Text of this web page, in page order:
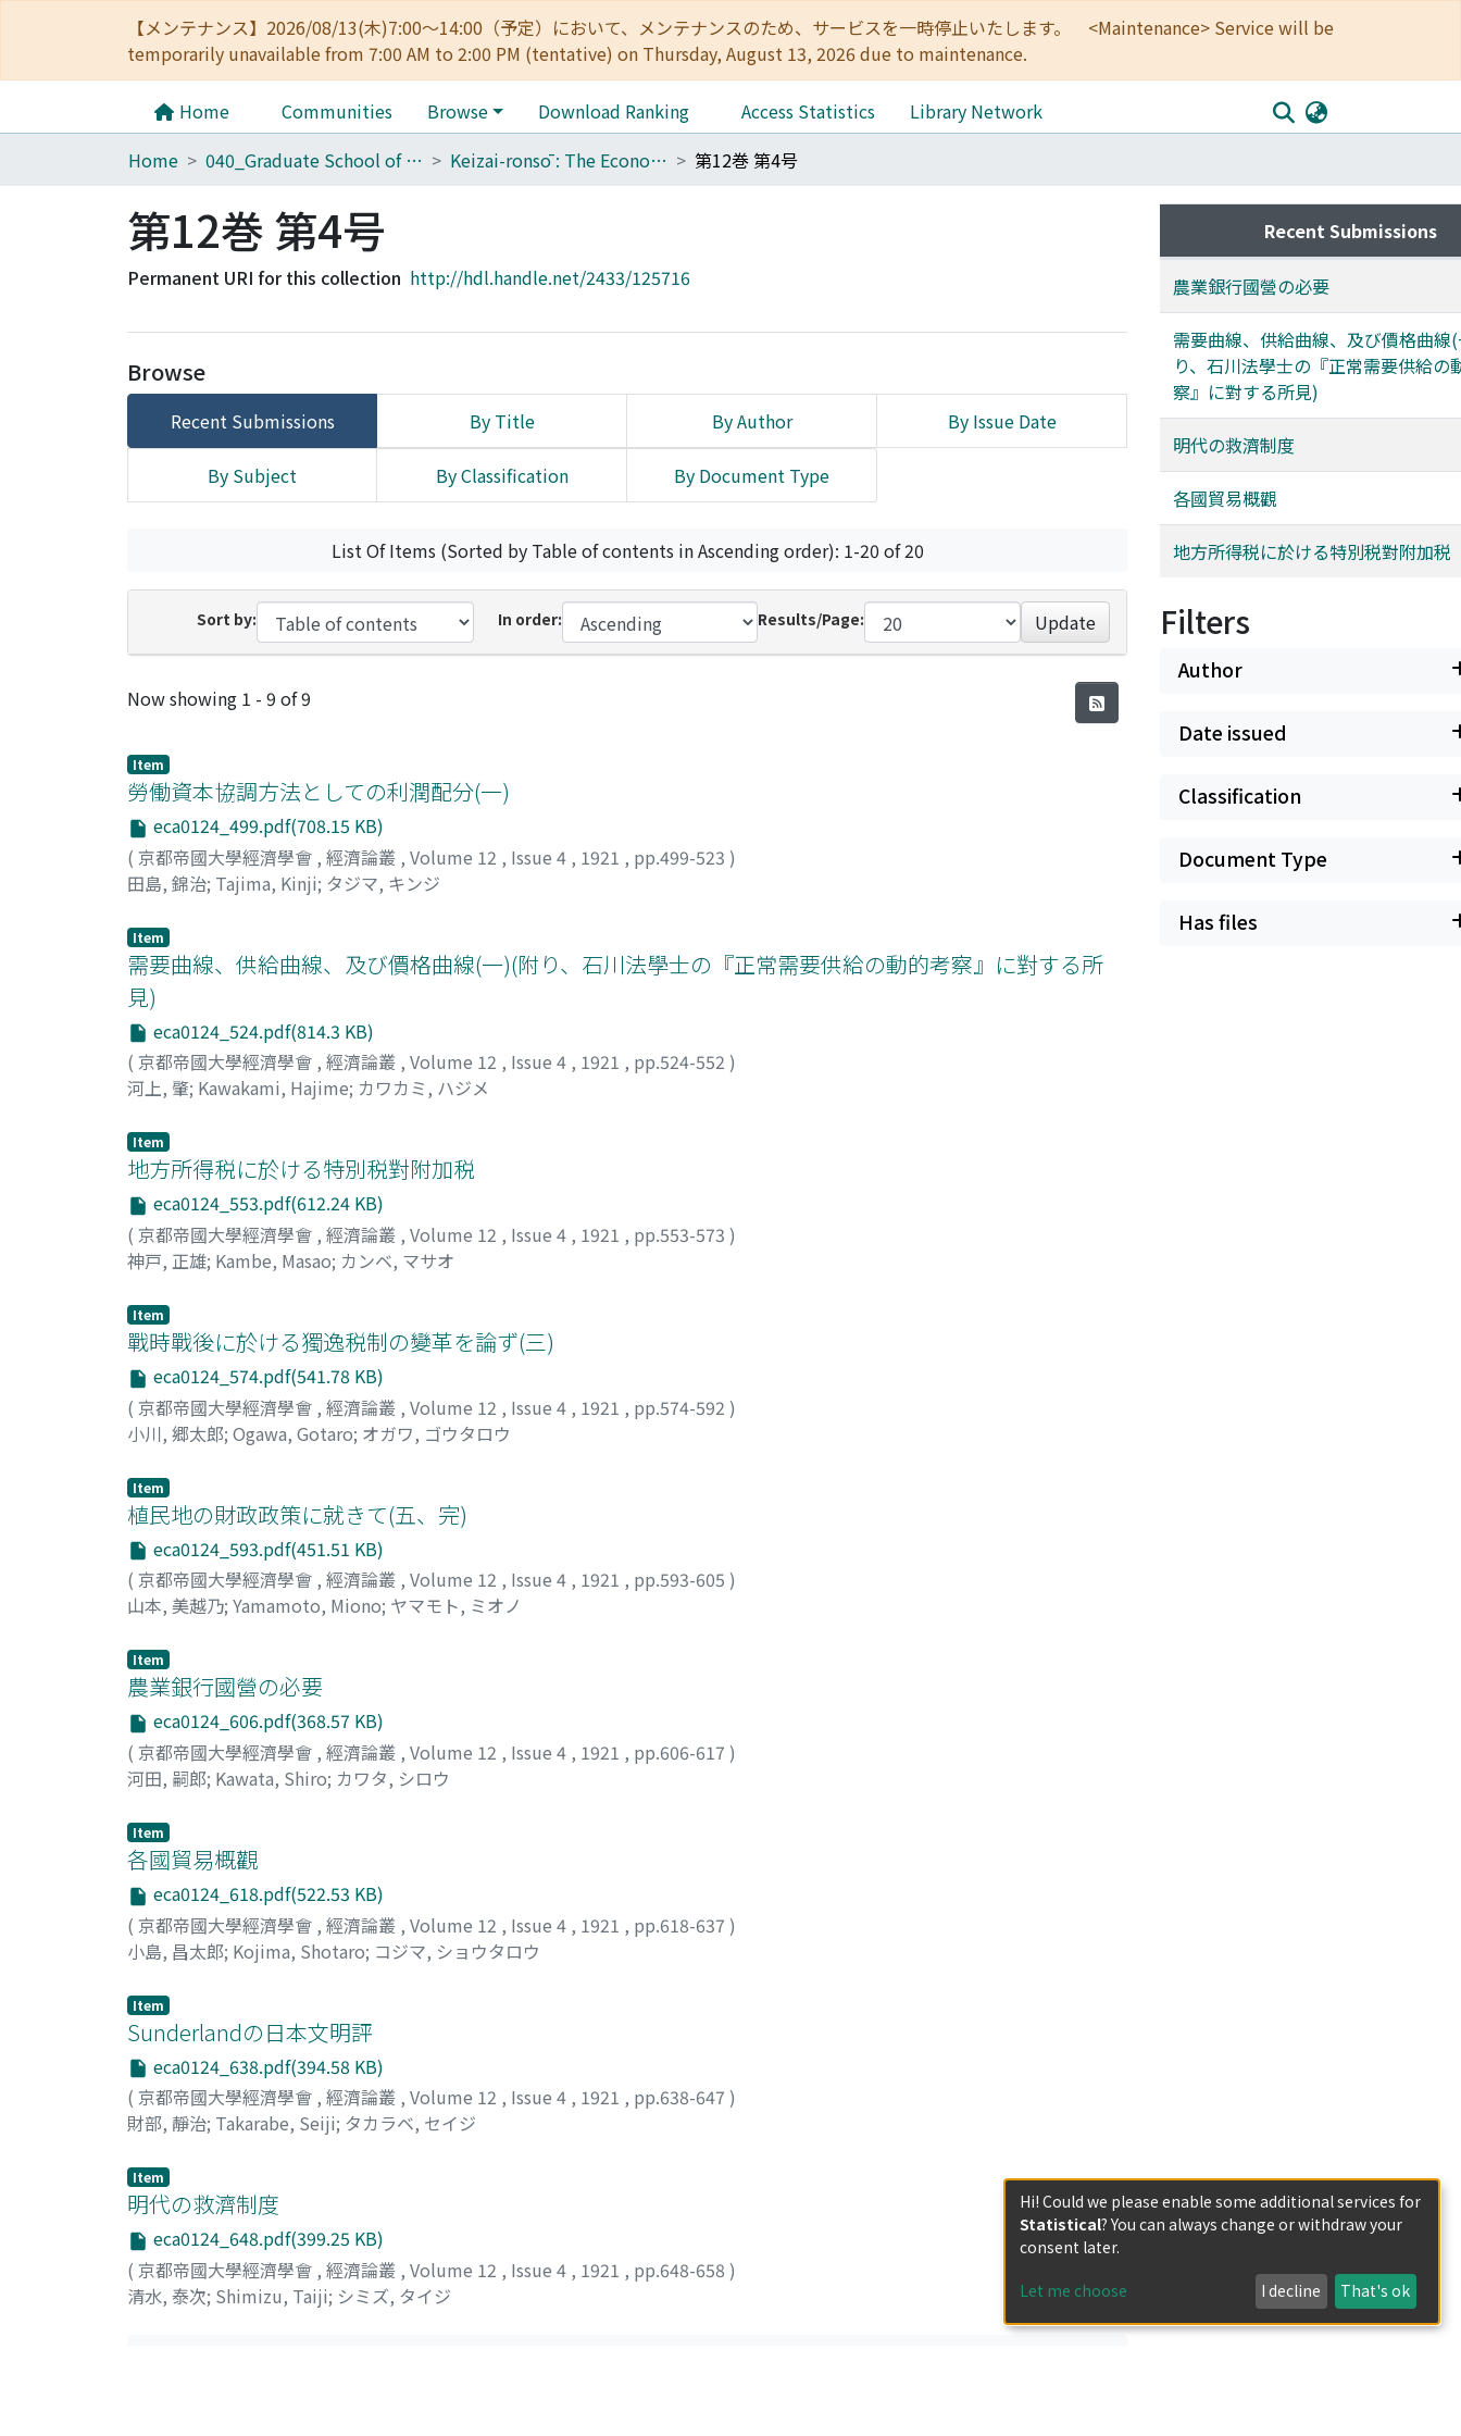
【メンテナンス】2026/08/13(木)7:00～14:00（予定）において、メンテナンスのため、サービスを一時停止いたします。 <Maintenance> Service will be
temporarily unavailable from 7:00 AM to 2:00 PM (tentative) on Thursday, August 13, 2026 due to maintenance.
Home Communities Browse Download Ranking Access Statistics
Library Network
Home
040_Graduate School of Economics Keizai-ronsō : The Economic Review 第12巻 第4号
第12巻 第4号
Permanent URI for this collection http://hdl.handle.net/2433/125716
Browse
Recent Submissions By Title By Author By Issue Date
By Subject By Classification By Document Type
List Of Items (Sorted by Table of contents in Ascending order): 1-20 of 20
Sort by: In order: Results/Page: Update
Recent Submissions
Now showing 1 - 9 of 9
Item
勞働資本協調方法としての利潤配分(一)
eca0124_499.pdf(708.15 KB)
( 京都帝國大學經濟學會 , 經濟論叢 , Volume 12 , Issue 4 , 1921 , pp.499-523 )
田島, 錦治; Tajima, Kinji; タジマ, キンジ
Item
需要曲線、供給曲線、及び價格曲線(一)(附り、石川法學士の『正常需要供給の動的考察』に對する所
見)
eca0124_524.pdf(814.3 KB)
( 京都帝國大學經濟學會 , 經濟論叢 , Volume 12 , Issue 4 , 1921 , pp.524-552 )
河上, 肇; Kawakami, Hajime; カワカミ, ハジメ
Item
地方所得税に於ける特別税對附加税
eca0124_553.pdf(612.24 KB)
( 京都帝國大學經濟學會 , 經濟論叢 , Volume 12 , Issue 4 , 1921 , pp.553-573 )
神戸, 正雄; Kambe, Masao; カンベ, マサオ
Item
戰時戰後に於ける獨逸税制の變革を論ず(三)
eca0124_574.pdf(541.78 KB)
( 京都帝國大學經濟學會 , 經濟論叢 , Volume 12 , Issue 4 , 1921 , pp.574-592 )
小川, 郷太郎; Ogawa, Gotaro; オガワ, ゴウタロウ
Item
植民地の財政政策に就きて(五、完)
eca0124_593.pdf(451.51 KB)
( 京都帝國大學經濟學會 , 經濟論叢 , Volume 12 , Issue 4 , 1921 , pp.593-605 )
山本, 美越乃; Yamamoto, Miono; ヤマモト, ミオノ
Item
農業銀行國營の必要
eca0124_606.pdf(368.57 KB)
( 京都帝國大學經濟學會 , 經濟論叢 , Volume 12 , Issue 4 , 1921 , pp.606-617 )
河田, 嗣郎; Kawata, Shiro; カワタ, シロウ
Item
各國貿易概觀
eca0124_618.pdf(522.53 KB)
( 京都帝國大學經濟學會 , 經濟論叢 , Volume 12 , Issue 4 , 1921 , pp.618-637 )
小島, 昌太郎; Kojima, Shotaro; コジマ, ショウタロウ
Item
Sunderlandの日本文明評
eca0124_638.pdf(394.58 KB)
( 京都帝國大學經濟學會 , 經濟論叢 , Volume 12 , Issue 4 , 1921 , pp.638-647 )
財部, 靜治; Takarabe, Seiji; タカラベ, セイジ
Item
明代の救濟制度
eca0124_648.pdf(399.25 KB)
( 京都帝國大學經濟學會 , 經濟論叢 , Volume 12 , Issue 4 , 1921 , pp.648-658 )
清水, 泰次; Shimizu, Taiji; シミズ, タイジ
Recent Submissions
農業銀行國營の必要
需要曲線、供給曲線、及び價格曲線
り、石川法學士の『正常需要供給の
察』に對する所見)
明代の救濟制度
各國貿易概觀
地方所得税に於ける特別税對附加税
Filters
Author
Date issued
Classification
Document Type
Has files
Hi! Could we please enable some additional services for
Statistical? You can always change or withdraw your
consent later.
Let me choose I decline That's ok